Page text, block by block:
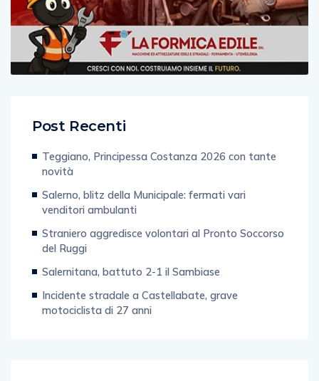
Post Recenti
Teggiano, Principessa Costanza 2026 con tante
novità
Salerno, blitz della Municipale: fermati vari
venditori ambulanti
Straniero aggredisce volontari al Pronto Soccorso
del Ruggi
Salernitana, battuto 2-1 il Sambiase
Incidente stradale a Castellabate, grave
motociclista di 27 anni